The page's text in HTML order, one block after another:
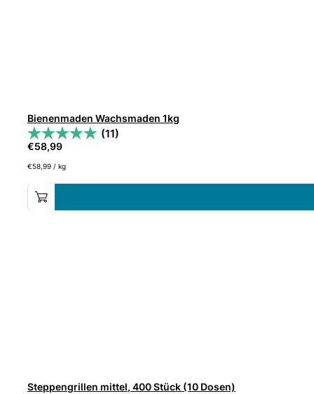
Bienenmaden Wachsmaden 1kg
(11)
€58,99
€58,99 /kg
Steppengrillen mittel, 400 Stück (10 Dosen)